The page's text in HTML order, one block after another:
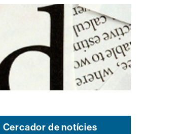
Cercador de notícies